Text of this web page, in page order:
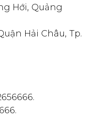
Hới, Quảng
Hải Châu, Tp.